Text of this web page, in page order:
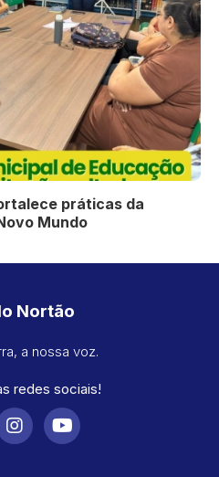
práticas da
Mundo
Nortão
a nossa voz.
redes sociais!